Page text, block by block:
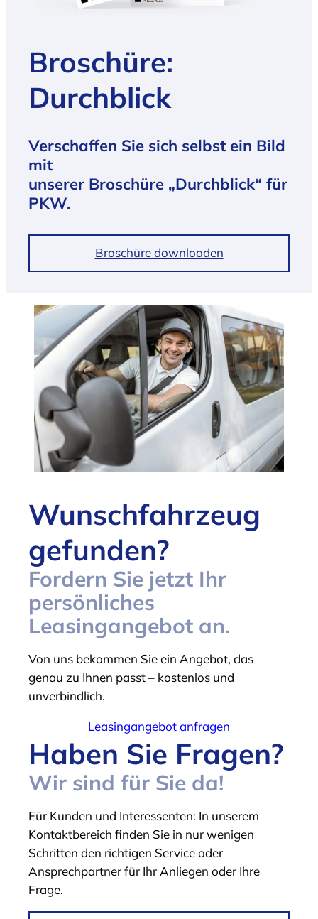
Broschüre:
Durchblick
Verschaffen Sie sich selbst ein Bild
mit
unserer Broschüre „Durchblick“ für
PKW.
Broschüre downloaden
Wunschfahrzeug
gefunden?
Fordern Sie jetzt Ihr
persönliches
Leasingangebot an.
Von uns bekommen Sie ein Angebot, das
genau zu Ihnen passt – kostenlos und
unverbindlich.
Leasingangebot anfragen
Haben Sie Fragen?
Wir sind für Sie da!
Für Kunden und Interessenten: In unserem
Kontaktbereich finden Sie in nur wenigen
Schritten den richtigen Service oder
Ansprechpartner für Ihr Anliegen oder Ihre
Frage.